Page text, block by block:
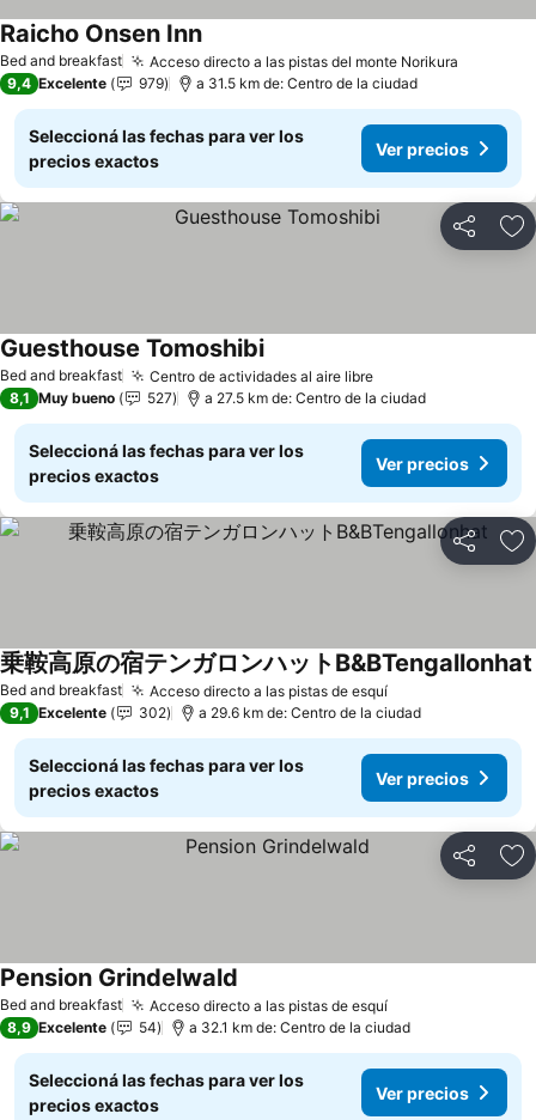
Bed and breakfast Acceso directo a las pistas del monte Norikura
Raicho Onsen Inn
9,4 Excelente 979 a 31.5 km de: Centro de la ciudad
Seleccioná las fechas para ver los
precios exactos
Ver precios
Compartir
Bed and breakfast Centro de actividades al aire libre
Guesthouse Tomoshibi
8,1 Muy bueno 527 a 27.5 km de: Centro de la ciudad
Seleccioná las fechas para ver los
precios exactos
Ver precios
Compartir
Bed and breakfast Acceso directo a las pistas de esquí
乗鞍高原の宿テンガロンハットB&BTengallonhat
9,1 Excelente 302 a 29.6 km de: Centro de la ciudad
Seleccioná las fechas para ver los
precios exactos
Ver precios
Compartir
Bed and breakfast Acceso directo a las pistas de esquí
Pension Grindelwald
8,9 Excelente 54 a 32.1 km de: Centro de la ciudad
Seleccioná las fechas para ver los
precios exactos
Ver precios